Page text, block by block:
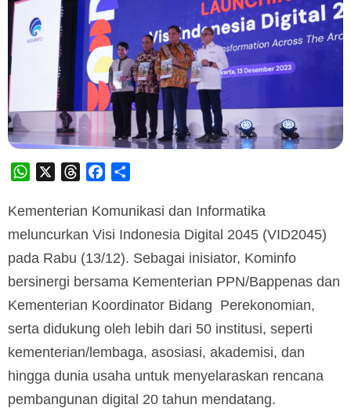
WhatsApp ThreadsFacebook
Kementerian Komunikasi dan Informatika
meluncurkan Visi Indonesia Digital 2045 (VID2045)
pada Rabu (13/12). Sebagai inisiator, Kominfo
bersinergi bersama Kementerian PPN/Bappenas dan
Kementerian Koordinator Bidang Perekonomian,
serta didukung oleh lebih dari 50 institusi, seperti
kementerian/lembaga, asosiasi, akademisi, dan
hingga dunia usaha untuk menyelaraskan rencana
pembangunan digital 20 tahun mendatang.